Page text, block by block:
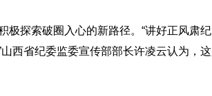
极探索破圈入心的新路径。“讲好正风肃
西省纪委监委宣传部部长许凌云认为，